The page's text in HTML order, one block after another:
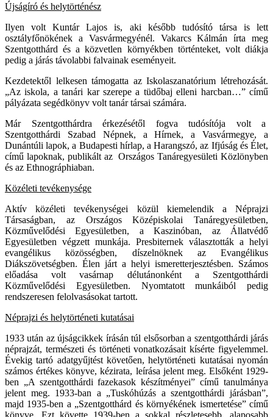
Újságíró és helytörténész
Ilyen volt Kuntár Lajos is, aki később tudósító társa is lett
osztályfőnökének a Vasvármegyénél. Vakarcs Kálmán írta meg
Szentgotthárd és a közvetlen környékben történteket, volt diákja
pedig a járás távolabbi falvainak eseményeit.
Kezdetektől lelkesen támogatta az Iskolaszanatórium létrehozását.
„Az iskola, a tanári kar szerepe a tüdőbaj elleni harcban…” című
pályázata segédkönyv volt tanár társai számára.
Már Szentgotthárdra érkezésétől fogva tudósítója volt a
Szentgotthárdi Szabad Népnek, a Hírnek, a Vasvármegye, a
Dunántúli lapok, a Budapesti hírlap, a Harangszó, az Ifjúság és Élet,
című lapoknak, publikált az Országos Tanáregyesületi Közlönyben
és az Ethnográphiaban.
Közéleti tevékenysége
Aktív közéleti tevékenységei közül kiemelendik a Néprajzi
Társaságban, az Országos Középiskolai Tanáregyesületben,
Közművelődési Egyesületben, a Kaszinóban, az Állatvédő
Egyesületben végzett munkája. Presbiternek választották a helyi
evangélikus közösségben, díszelnöknek az Evangélikus
Diákszövetségben. Élen járt a helyi ismeretterjesztésben. Számos
előadása volt vasárnap délutánonként a Szentgotthárdi
Közművelődési Egyesületben. Nyomtatott munkáiból pedig
rendszeresen felolvasásokat tartott.
Néprajzi és helytörténeti kutatásai
1933 után az újságcikkek írásán túl elsősorban a szentgotthárdi járás
néprajzát, természeti és történeti vonatkozásait kísérte figyelemmel.
Évekig tartó adatgyűjtést követően, helytörténeti kutatásai nyomán
számos értékes könyve, kézirata, leírása jelent meg. Elsőként 1929-
ben „A szentgotthárdi fazekasok készítményei” című tanulmánya
jelent meg. 1933-ban a „Tuskóhúzás a szentgotthárdi járásban”,
majd 1935-ben a „Szentgotthárd és környékének ismertetése” című
könyve. Ezt követte 1939-ben a sokkal részletesebb, alaposabb